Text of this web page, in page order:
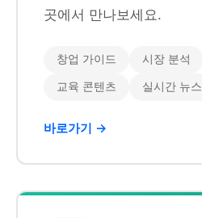
곳에서 만나보세요.
창업 가이드 시장 분석
교육 콘텐츠 실시간 뉴스
바로가기 →